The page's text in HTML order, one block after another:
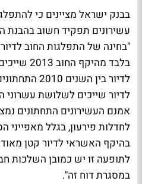
בבנק ישראל מציינים כי
עשירונים תפקיד חשוב בהבנת
בלבד
לדיור שייכים לשלושת עשרוני
אמנם העשירונים התחתונים
לחדלות פירעון, בגלל מאפייני
בהיקף האשראי לדיור קטן
לתופעה זו יש כמובן השלכות
במסגרת דוח זה".